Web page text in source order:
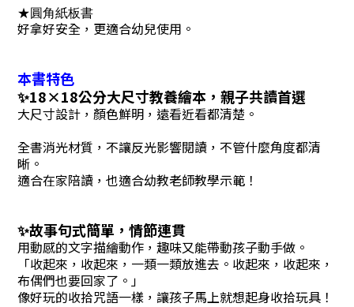
★圓角紙板書
好拿好安全，更適合幼兒使用。
本書特色
✨18×18公分大尺寸教養繪本，親子共讀首選
大尺寸設計，顏色鮮明，遠看近看都清楚。
全書消光材質，不讓反光影響閱讀，不管什麼角度都清
晰。
適合在家陪讀，也適合幼教老師教學示範！
✨故事句式簡單，情節連貫
用動感的文字描繪動作，趣味又能帶動孩子動手做。
「收起來，收起來，一類一類放進去。收起來，收起來，
布偶們也要回家了。」
像好玩的收拾咒語一樣，讓孩子馬上就想起身收拾玩具！